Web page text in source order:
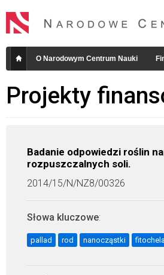
O Narodowym Centrum Nauki
Projekty
Badanie odpowiedzi roślin
rozpuszczalnych soli.
2014/15/N/NZ8/00326
Słowa kluczowe:
pallad rod nanocząstki